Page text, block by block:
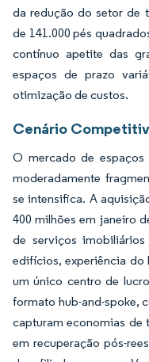
da redução do setor de
de 141.000 pés
contínuo apetite das
espaços de prazo
otimização de custos.
Cenário
O mercado de espaços
moderadamente
se intensifica. A
400 milhões em janeiro
de serviços
edifícios, experiência do
um único centro de
formato hub-and-spoke,
capturam economias de
em recuperação pós-